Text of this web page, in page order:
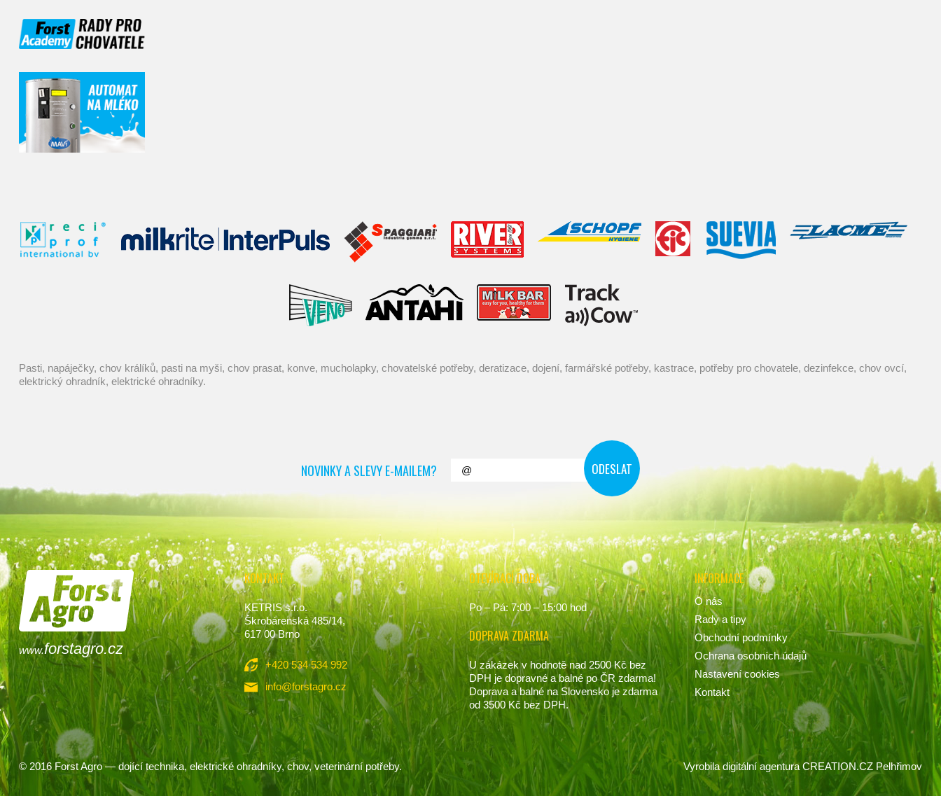
pasti, napáječky, chov králíků, pasti na myši, chov prasat, konve, mucholapky, chovatelské potřeby, deratizace, dojení, farmářské potřeby, kastrace, potřeby pro chovatele, dezinfekce, chov ovcí,
elektrický ohradník, elektrické ohradníky.
NOVINKY A SLEVY E-MAILEM?
www.forstagro.cz
KONTAKT
KETRIS s.r.o.
Škrobárenská 485/14,
617 00 Brno
+420 534 534 992
info@forstagro.cz
OTEVÍRACÍ DOBA
Po – Pá: 7:00 – 15:00 hod
DOPRAVA ZDARMA
U zákázek v hodnotě nad 2500 Kč bez
DPH je dopravné a balné po ČR zdarma!
Doprava a balné na Slovensko je zdarma
od 3500 Kč bez DPH.
INFORMACE
O nás
Rady a tipy
Obchodní podmínky
Ochrana osobních údajů
Nastavení cookies
Kontakt
© 2016 Forst Agro— dojící technika, elektrické ohradníky, chov, veterinární potřeby. Vyrobiladigitální agentura CREATION.CZ Pelhřimov